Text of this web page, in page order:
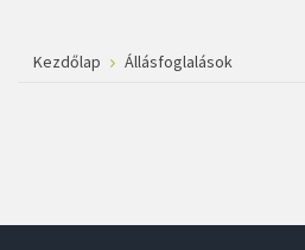
Kezdőlap Állásfoglalások